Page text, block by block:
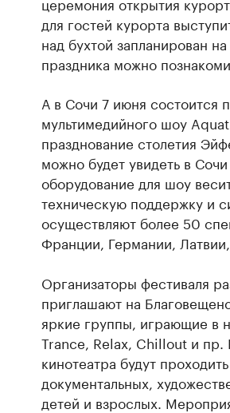
для гостей курорта
над бухтой запланирован
праздника можно
А в Сочи 7 июня состоится
мультимедийного шоу
празднование столетия
можно будет увидеть в
оборудование для шоу
техническую поддержку и
осуществляют более 50
Франции, Германии,
Организаторы фестиваля
приглашают на
яркие группы, играющие в
Trance, Relax, Chillout и пр.
кинотеатра будут
документальных,
детей и взрослых.